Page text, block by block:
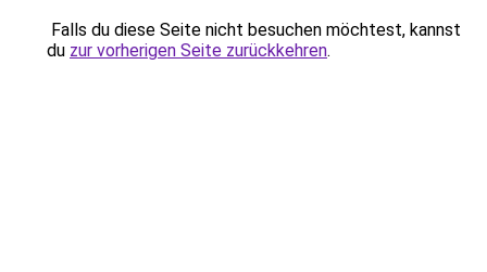
Falls du diese Seite nicht besuchen möchtest, kannst
du zur vorherigen Seite zurückkehren.